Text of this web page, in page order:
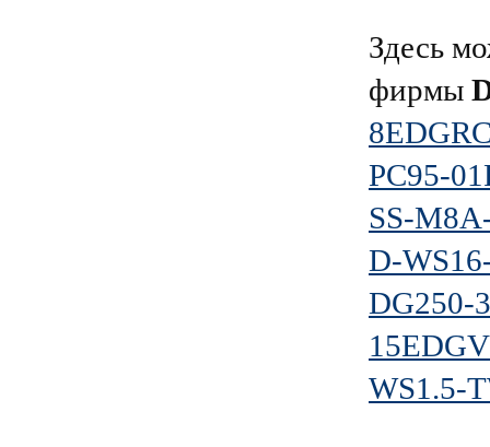
Здесь
фирмы
PC95-
SS-
D-
DG250-
WS1.5-